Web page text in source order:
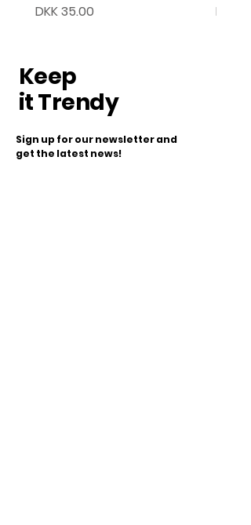
Price
DKK 35.00
Price
DKK
Keep
it Trendy
Sign up for our newsletter and
get the latest news!